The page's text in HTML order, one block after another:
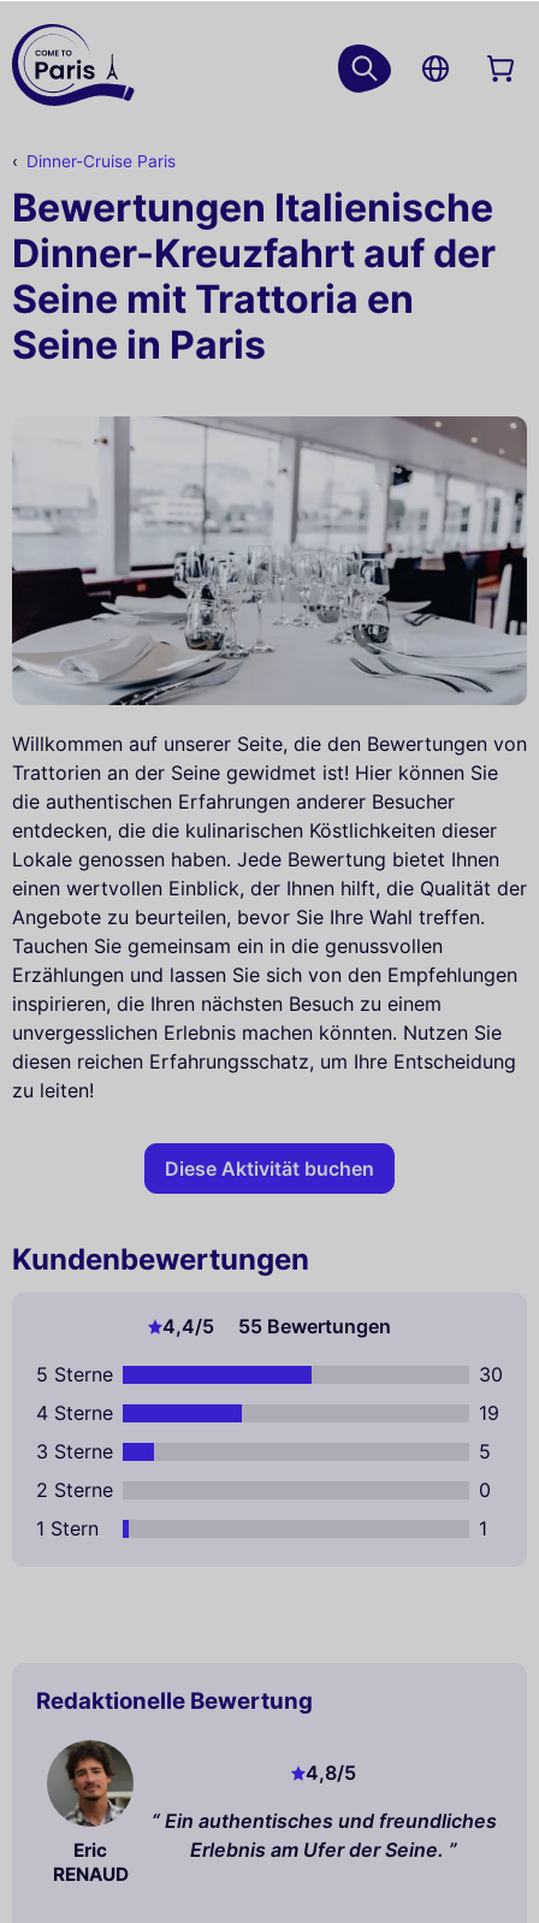
Dinner-Cruise Paris
Bewertungen Italienische
Dinner-Kreuzfahrt auf der
Seine mit Trattoria en
Seine in Paris
Willkommen auf unserer Seite, die den Bewertungen von
Trattorien an der Seine gewidmet ist! Hier können Sie
die authentischen Erfahrungen anderer Besucher
entdecken, die die kulinarischen Köstlichkeiten dieser
Lokale genossen haben. Jede Bewertung bietet Ihnen
einen wertvollen Einblick, der Ihnen hilft, die Qualität der
Angebote zu beurteilen, bevor Sie Ihre Wahl treffen.
Tauchen Sie gemeinsam ein in die genussvollen
Erzählungen und lassen Sie sich von den Empfehlungen
inspirieren, die Ihren nächsten Besuch zu einem
unvergesslichen Erlebnis machen könnten. Nutzen Sie
diesen reichen Erfahrungsschatz, um Ihre Entscheidung
zu leiten!
Diese Aktivität buchen
Kundenbewertungen
4,4/5
55 Bewertungen
5 Sterne
30
4 Sterne
19
3 Sterne
5
2 Sterne
0
1 Stern
1
Redaktionelle Bewertung
Eric
RENAUD
4,8/5
Ein authentisches und freundliches
Erlebnis am Ufer der Seine.